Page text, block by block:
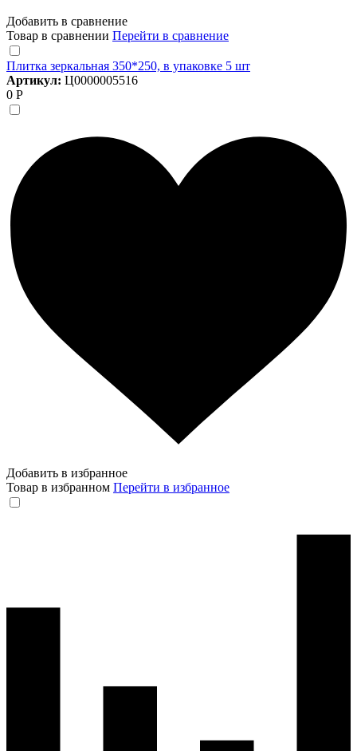
Добавить в сравнение
Товар в сравнении Перейти в сравнение
Плитка зеркальная 350*250, в упаковке 5 шт
Артикул: Ц0000005516
0 Р
Добавить в избранное
Товар в избранном Перейти в избранное